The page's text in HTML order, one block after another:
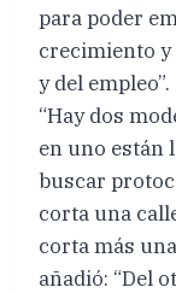
para poder
crecimiento y
y del empleo”.
“Hay dos
en uno están
buscar
corta una
corta más
añadió: “Del